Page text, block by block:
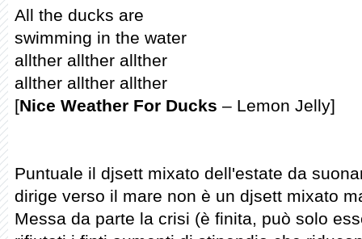
All the ducks are
swimming in the water
allther allther allther
allther allther allther
[Nice Weather For Ducks – Lemon Jelly]
Puntuale il djsett mixato dell'estate da
dirige verso il mare non è un djsett mixato
Messa da parte la crisi (è finita, può solo